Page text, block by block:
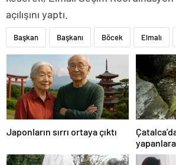
açılışını yaptı.
Başkan Başkanı Böcek Elmalı
Japonların sırrı ortaya çıktı
gözaltı